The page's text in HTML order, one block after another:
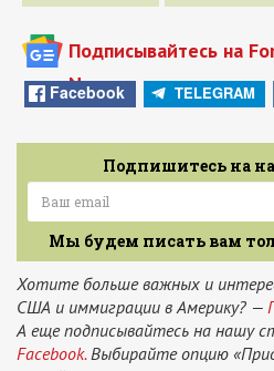
Подписывайтесь на
News
Facebook TELEGRAM
Подпишитесь на
Мы будем писать вам
Хотите больше важных и
США и иммиграции в Америку? —
А еще подписывайтесь на нашу
Facebook.Выбирайте опцию